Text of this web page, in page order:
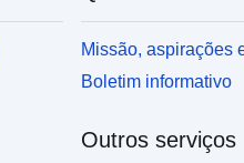
Missão, aspirações
Boletim informativo
Outros serviços